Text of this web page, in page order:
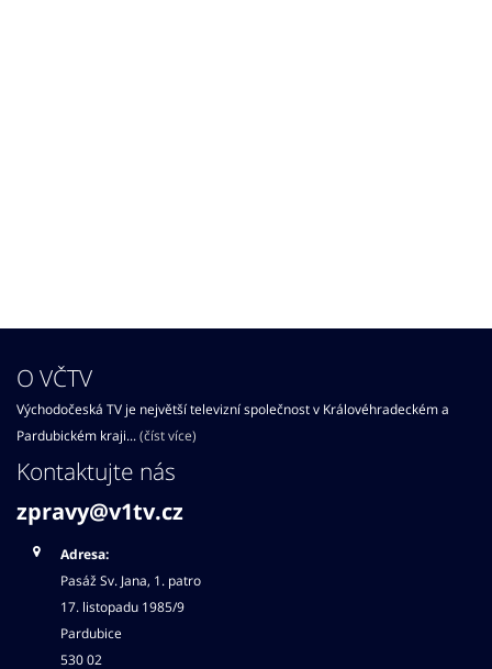
O VČTV
Východočeská TV je největší televizní společnost v Královéhradeckém a
Pardubickém kraji...(číst více)
Kontaktujte nás
zpravy@v1tv.cz
Adresa:
Pasáž Sv. Jana, 1. patro
17. listopadu 1985/9
Pardubice
530 02